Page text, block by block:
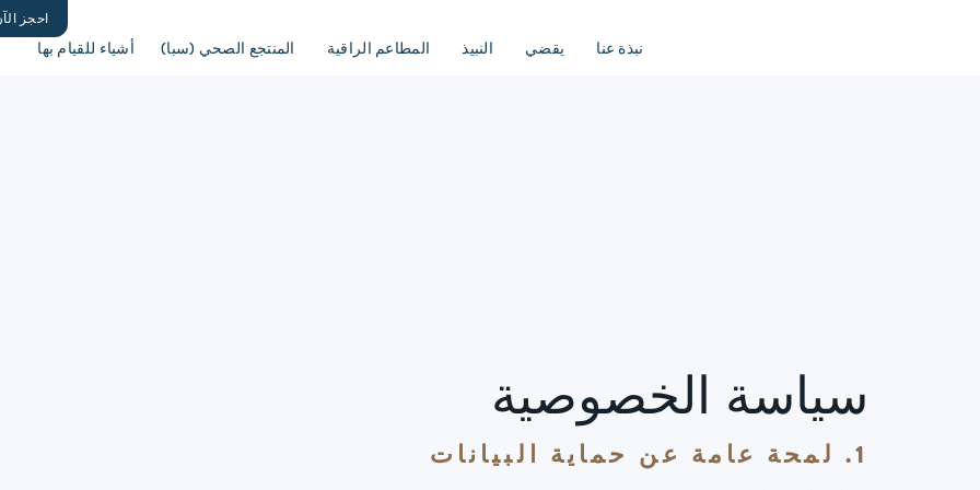
احجز
نبذة عنا يقضي النبيذ المطاعم الراقية المنتجع الصحي (سبا) أشياء للقيام بها
سياسة الخصوصية
1. لمحة عامة عن حماية البيانات